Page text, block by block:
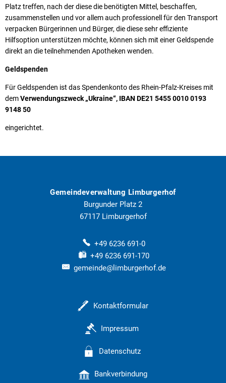
Platz treffen, nach der diese die benötigten Mittel, beschaffen,
zusammenstellen und vor allem auch professionell für den Transport
verpacken Bürgerinnen und Bürger, die diese sehr effiziente
Hilfsoption unterstützen möchte, können sich mit einer Geldspende
direkt an die teilnehmenden Apotheken wenden.
Geldspenden
Für Geldspenden ist das Spendenkonto des Rhein-Pfalz-Kreises mit
demVerwendungszweck „Ukraine“, IBAN DE21 5455 0010 0193
9148 50
eingerichtet.
Gemeindeverwaltung Limburgerhof
Burgunder Platz 2
67117 Limburgerhof
+49 6236 691-0
+49 6236 691-170
gemeinde@limburgerhof.de
Kontaktformular
Impressum
Datenschutz
Bankverbindung